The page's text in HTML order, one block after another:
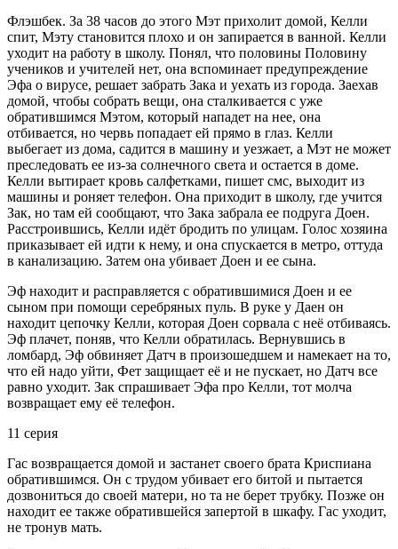
Флэшбек. За 38 часов до этого Мэт прихолит домой, Келли
спит, Мэту становится плохо и он запирается в ванной. Келли
уходит на работу в школу. Понял, что половины Половину
учеников и учителей нет, она вспоминает предупреждение
Эфа о вирусе, решает забрать Зака и уехать из города. Заехав
домой, чтобы собрать вещи, она сталкивается с уже
обратившимся Мэтом, который нападет на нее, она
отбивается, но червь попадает ей прямо в глаз. Келли
выбегает из дома, садится в машину и уезжает, а Мэт не может
преследовать ее из-за солнечного света и остается в доме.
Келли вытирает кровь салфетками, пишет смс, выходит из
машины и роняет телефон. Она приходит в школу, где учится
Зак, но там ей сообщают, что Зака забрала ее подруга Доен.
Расстроившись, Келли идёт бродить по улицам. Голос хозяина
приказывает ей идти к нему, и она спускается в метро, оттуда
в канализацию. Затем она убивает Доен и ее сына.
Эф находит и расправляется с обратившимися Доен и ее
сыном при помощи серебряных пуль. В руке у Даен он
находит цепочку Келли, которая Доен сорвала с неё отбиваясь.
Эф плачет, поняв, что Келли обратилась. Вернувшись в
ломбард, Эф обвиняет Датч в произошедшем и намекает на то,
что ей надо уйти, Фет защищает её и не пускает, но Датч все
равно уходит. Зак спрашивает Эфа про Келли, тот молча
возвращает ему её телефон.
11 серия
Гас возвращается домой и застанет своего брата Криспиана
обратившимся. Он с трудом убивает его битой и пытается
дозвониться до своей матери, но та не берет трубку. Позже он
находит ее также обратившейся запертой в шкафу. Гас уходит,
не тронув мать.